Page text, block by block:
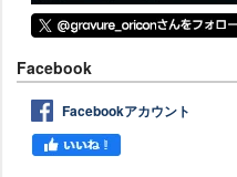
Facebook
Facebookアカウント